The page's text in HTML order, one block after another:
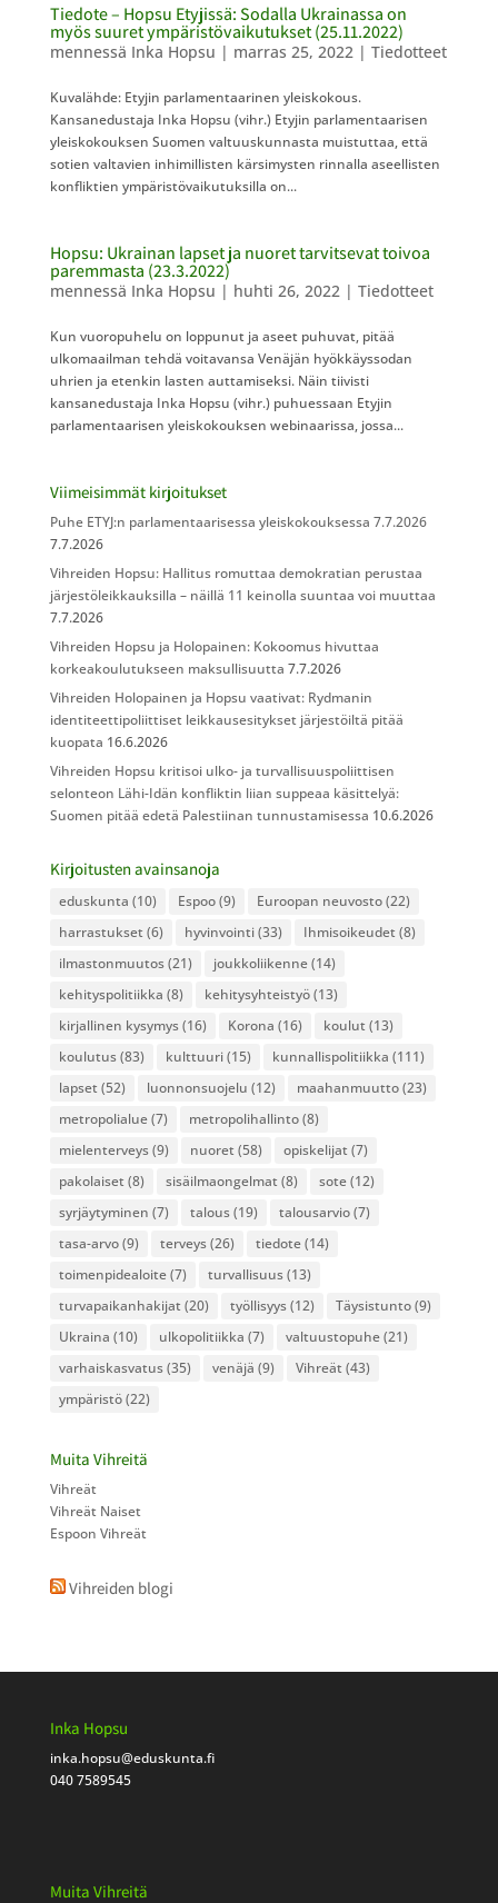
Tiedote – Hopsu Etyjissä: Sodalla Ukrainassa on
myös suuret ympäristövaikutukset (25.11.2022)
mennessä Inka Hopsu | marras 25, 2022 | Tiedotteet
​Kuvalähde: ​Etyjin parlamentaarinen yleiskokous.
Kansanedustaja Inka Hopsu (vihr.) Etyjin parlamentaarisen
yleiskokouksen Suomen valtuuskunnasta muistuttaa, että
sotien valtavien inhimillisten kärsimysten rinnalla aseellisten
konfliktien ympäristövaikutuksilla on...
Hopsu: Ukrainan lapset ja nuoret tarvitsevat toivoa
paremmasta (23.3.2022)
mennessä Inka Hopsu | huhti 26, 2022 | Tiedotteet
​Kun vuoropuhelu on loppunut ja aseet puhuvat, pitää
ulkomaailman tehdä voitavansa Venäjän hyökkäyssodan
uhrien ja etenkin lasten auttamiseksi. Näin tiivisti
kansanedustaja Inka Hopsu (vihr.) puhuessaan Etyjin
parlamentaarisen yleiskokouksen webinaarissa, jossa...
Viimeisimmät kirjoitukset
Puhe ETYJ:n parlamentaarisessa yleiskokouksessa 7.7.2026
7.7.2026
Vihreiden Hopsu: Hallitus romuttaa demokratian perustaa
järjestöleikkauksilla – näillä 11 keinolla suuntaa voi muuttaa
7.7.2026
Vihreiden Hopsu ja Holopainen: Kokoomus hivuttaa
korkeakoulutukseen maksullisuutta 7.7.2026
Vihreiden Holopainen ja Hopsu vaativat: Rydmanin
identiteettipoliittiset leikkausesitykset järjestöiltä pitää
kuopata 16.6.2026
Vihreiden Hopsu kritisoi ulko- ja turvallisuuspoliittisen
selonteon Lähi-Idän konfliktin liian suppeaa käsittelyä:
Suomen pitää edetä Palestiinan tunnustamisessa 10.6.2026
Kirjoitusten avainsanoja
eduskunta (10) Espoo(9) Euroopan neuvosto(22)
harrastukset (6) hyvinvointi(33) Ihmisoikeudet (8)
ilmastonmuutos(21) joukkoliikenne(14)
kehityspolitiikka (8) kehitysyhteistyö(13)
kirjallinen kysymys(16) Korona (16) koulut (13)
koulutus(83) kulttuuri(15) kunnallispolitiikka (111)
lapset (52) luonnonsuojelu (12) maahanmuutto(23)
metropolialue(7) metropolihallinto(8)
mielenterveys(9) nuoret (58) opiskelijat (7)
pakolaiset (8) sisäilmaongelmat (8) sote(12)
syrjäytyminen (7) talous(19) talousarvio(7)
tasa-arvo(9) terveys(26) tiedote(14)
toimenpidealoite(7) turvallisuus(13)
turvapaikanhakijat (20) työllisyys(12) Täysistunto(9)
Ukraina (10) ulkopolitiikka (7) valtuustopuhe(21)
varhaiskasvatus(35) venäjä (9) Vihreät (43)
ympäristö(22)
Muita Vihreitä
Vihreät
Vihreät Naiset
Espoon Vihreät
Vihreiden blogi
Inka Hopsu
inka.hopsu@eduskunta.fi
040 7589545
Muita Vihreitä